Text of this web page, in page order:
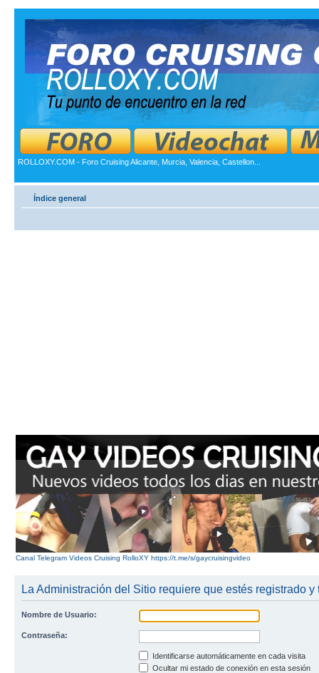
ROLLOXY.COM - Foro Cruising Alicante, Murcia, Valencia, Castellon...
Índice general
Canal Telegram Videos Cruising RolloXY https://t.me/s/gaycruisingvideo
La Administración del Sitio requiere que estés registrado
Nombre de Usuario:
Contraseña:
Identificarse automáticamente en cada visita
Ocultar mi estado de conexión en esta sesión